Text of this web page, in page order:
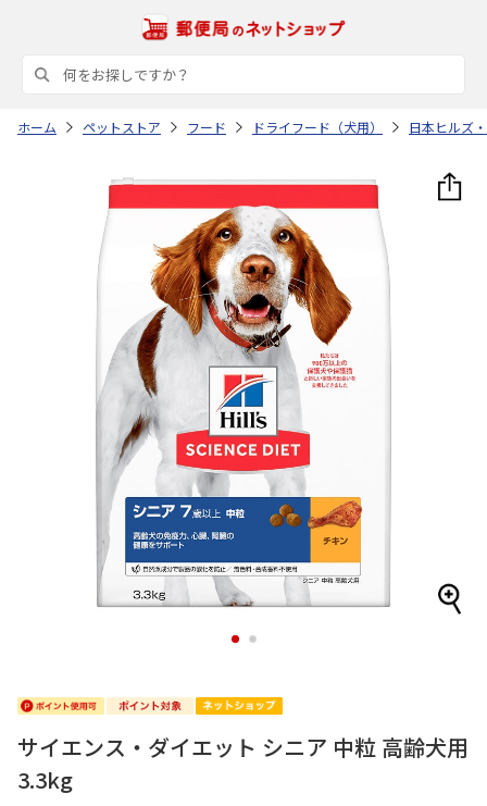
ホーム ペットストア フード ドライフード（犬用） 日本ヒルズ
1 2
サイエンス・ダイエット シニア 中粒 高齢犬用
3.3kg